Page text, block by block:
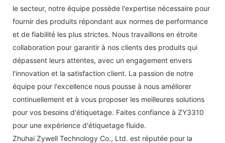
le secteur, notre équipe possède l'expertise nécessaire pour
fournir des produits répondant aux normes de performance
et de fiabilité les plus strictes. Nous travaillons en étroite
collaboration pour garantir à nos clients des produits qui
dépassent leurs attentes, avec un engagement envers
l'innovation et la satisfaction client. La passion de notre
équipe pour l'excellence nous pousse à nous améliorer
continuellement et à vous proposer les meilleures solutions
pour vos besoins d'étiquetage. Faites confiance à ZY3310
pour une expérience d'étiquetage fluide.
Zhuhai Zywell Technology Co., Ltd. est réputée pour la